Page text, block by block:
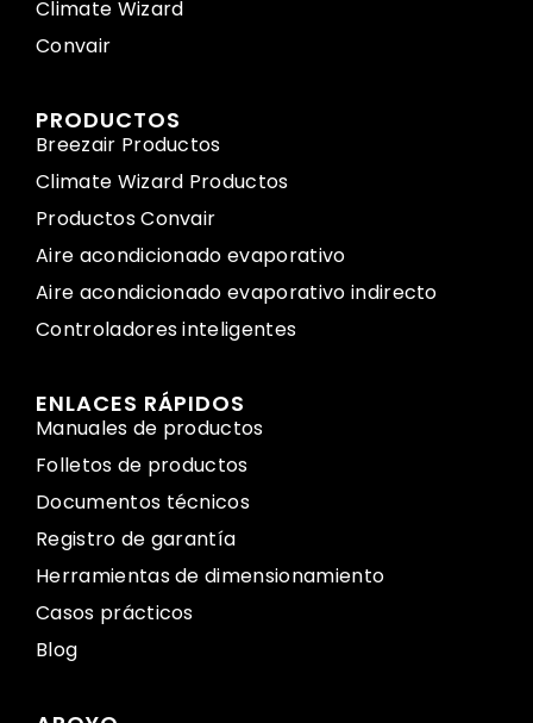
Climate Wizard
Convair
PRODUCTOS
Breezair Productos
Climate Wizard Productos
Productos Convair
Aire acondicionado evaporativo
Aire acondicionado evaporativo indirecto
Controladores inteligentes
ENLACES RÁPIDOS
Manuales de productos
Folletos de productos
Documentos técnicos
Registro de garantía
Herramientas de dimensionamiento
Casos prácticos
Blog